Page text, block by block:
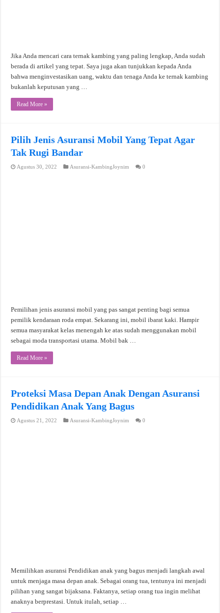
Jika Anda mencari cara ternak kambing yang paling lengkap, Anda sudah
berada di artikel yang tepat. Saya juga akan tunjukkan kepada Anda
bahwa menginvestasikan uang, waktu dan tenaga Anda ke ternak kambing
bukanlah keputusan yang …
Read More »
Pilih Jenis Asuransi Mobil Yang Tepat Agar
Tak Rugi Bandar
Agustus 30, 2022 Asuransi-KambingJoynim 0
Pemilihan jenis asuransi mobil yang pas sangat penting bagi semua
pemilik kendaraan roda empat. Sekarang ini, mobil ibarat kaki. Hampir
semua masyarakat kelas menengah ke atas sudah menggunakan mobil
sebagai moda transportasi utama. Mobil bak …
Read More »
Proteksi Masa Depan Anak Dengan Asuransi
Pendidikan Anak Yang Bagus
Agustus 21, 2022 Asuransi-KambingJoynim 0
Memilihkan asuransi Pendidikan anak yang bagus menjadi langkah awal
untuk menjaga masa depan anak. Sebagai orang tua, tentunya ini menjadi
pilihan yang sangat bijaksana. Faktanya, setiap orang tua ingin melihat
anaknya berprestasi. Untuk itulah, setiap …